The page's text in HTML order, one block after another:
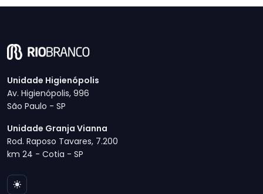
Unidade Higienópolis
Av. Higienópolis, 996
São Paulo - SP
Unidade Granja Vianna
Rod. Raposo Tavares, 7.200
km 24 - Cotia - SP